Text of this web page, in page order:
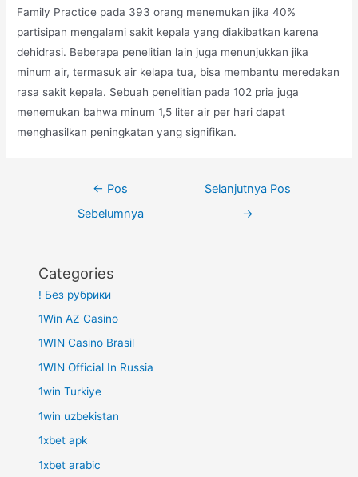
Family Practice pada 393 orang menemukan jika 40%
partisipan mengalami sakit kepala yang diakibatkan karena
dehidrasi. Beberapa penelitian lain juga menunjukkan jika
minum air, termasuk air kelapa tua, bisa membantu meredakan
rasa sakit kepala. Sebuah penelitian pada 102 pria juga
menemukan bahwa minum 1,5 liter air per hari dapat
menghasilkan peningkatan yang signifikan.
← Pos
Sebelumnya
Selanjutnya Pos
→
Categories
! Без рубрики
1Win AZ Casino
1WIN Casino Brasil
1WIN Official In Russia
1win Turkiye
1win uzbekistan
1xbet apk
1xbet arabic